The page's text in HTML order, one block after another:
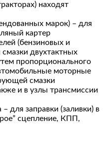
находят
марок) – для
картер
(бензиновых и
двухтактных
пропорционального
моторные
смазки
и в узлы трансмиссии
для заправки (заливки) в
сцепление, КПП,